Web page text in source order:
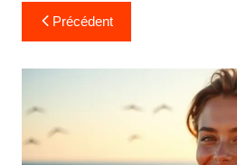
Navigation
de
l’article
Précédent